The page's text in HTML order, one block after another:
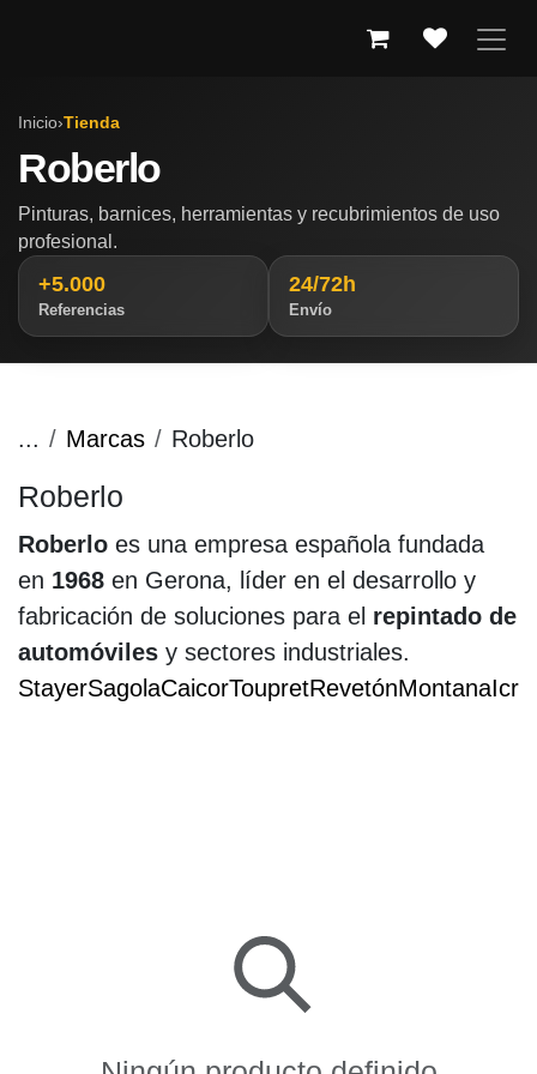
Inicio›Tienda
Roberlo
Pinturas, barnices, herramientas y recubrimientos de uso
profesional.
+5.000
Referencias
24/72h
Envío
... Marcas Roberlo
Roberlo
Roberlo es una empresa española fundada
en 1968 en Gerona, líder en el desarrollo y
fabricación de soluciones para el repintado de
automóviles y sectores industriales.
StayerSagolaCaicorToupretRevetónMontanaIcro